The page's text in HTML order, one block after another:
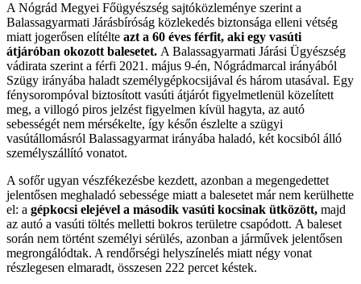
A Nógrád Megyei Főügyészség sajtóközleménye szerint a
Balassagyarmati Járásbíróság közlekedés biztonsága elleni vétség
miatt jogerősen elítélte azt a 60 éves férfit, aki egy vasúti
átjáróban okozott balesetet. A Balassagyarmati Járási Ügyészség
vádirata szerint a férfi 2021. május 9-én, Nógrádmarcal irányából
Szügy irányába haladt személygépkocsijával és három utasával. Egy
fénysorompóval biztosított vasúti átjárót figyelmetlenül közelített
meg, a villogó piros jelzést figyelmen kívül hagyta, az autó
sebességét nem mérsékelte, így későn észlelte a szügyi
vasútállomásról Balassagyarmat irányába haladó, két kocsiból álló
személyszállító vonatot.
A sofőr ugyan vészfékezésbe kezdett, azonban a megengedettet
jelentősen meghaladó sebessége miatt a balesetet már nem kerülhette
el: a gépkocsi elejével a második vasúti kocsinak ütközött, majd
az autó a vasúti töltés melletti bokros területre csapódott. A baleset
során nem történt személyi sérülés, azonban a járművek jelentősen
megrongálódtak. A rendőrségi helyszínelés miatt négy vonat
részlegesen elmaradt, összesen 222 percet késtek.